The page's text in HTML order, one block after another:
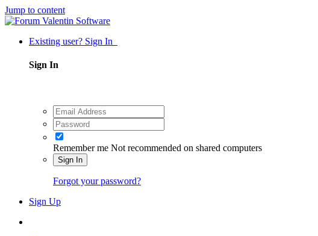
Jump to content
Existing user? Sign In
Sign In
Remember me Not recommended on shared computers
Sign In
Forgot your password?
Sign Up